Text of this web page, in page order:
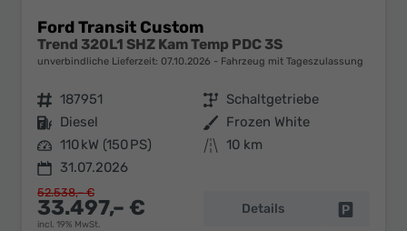
Ford Transit Custom
Trend 320L1 SHZ Kam Temp PDC 3S
unverbindliche Lieferzeit: 07.10.2026 Fahrzeug mit Tageszulassung
Fahrzeugnr. 187951 Getriebe Schaltgetriebe
Kraftstoff Diesel Außenfarbe Frozen White
Leistung 110 kW (150 PS) Kilometerstand 10 km
31.07.2026
33.497,– €
incl. 19% MwSt.
52.538,– €
Details